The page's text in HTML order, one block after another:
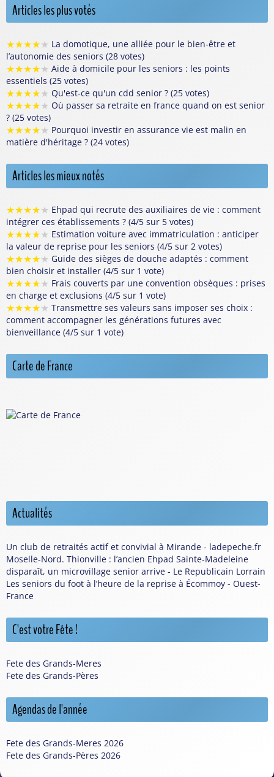
Articles les plus votés
★★★★★ La domotique, une alliée pour le bien-être et
l’autonomie des seniors (28 votes)
★★★★★ Aide à domicile pour les seniors : les points
essentiels (25 votes)
★★★★★ Qu'est-ce qu'un cdd senior ? (25 votes)
★★★★★ Où passer sa retraite en france quand on est senior
? (25 votes)
★★★★★ Pourquoi investir en assurance vie est malin en
matière d'héritage ? (24 votes)
Articles les mieux notés
★★★★★ Ehpad qui recrute des auxiliaires de vie : comment
intégrer ces établissements ? (4/5 sur 5 votes)
★★★★★ Estimation voiture avec immatriculation : anticiper
la valeur de reprise pour les seniors (4/5 sur 2 votes)
★★★★★ Guide des sièges de douche adaptés : comment
bien choisir et installer (4/5 sur 1 vote)
★★★★★ Frais couverts par une convention obsèques : prises
en charge et exclusions (4/5 sur 1 vote)
★★★★★ Transmettre ses valeurs sans imposer ses choix :
comment accompagner les générations futures avec
bienveillance (4/5 sur 1 vote)
Carte de France
Actualités
Un club de retraités actif et convivial à Mirande - ladepeche.fr
Moselle-Nord. Thionville : l’ancien Ehpad Sainte-Madeleine
disparaît, un microvillage senior arrive - Le Republicain Lorrain
Les seniors du foot à l’heure de la reprise à Écommoy - Ouest-
France
C'est votre Fête !
Fete des Grands-Meres
Fete des Grands-Pères
Agendas de l'année
Fete des Grands-Meres 2026
Fete des Grands-Pères 2026